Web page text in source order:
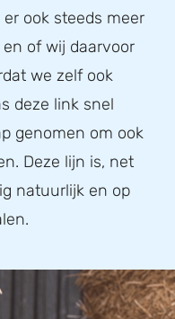
ook steeds meer
of wij daarvoor
we zelf ook
deze link snel
genomen om ook
Deze lijn is, net
natuurlijk en op